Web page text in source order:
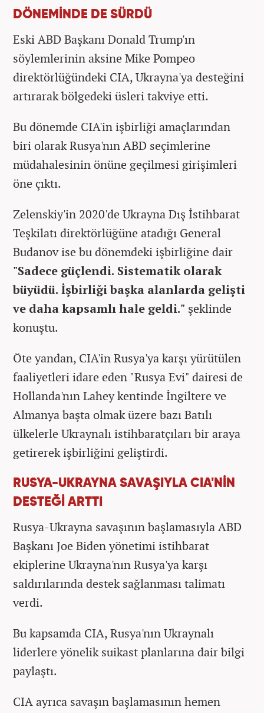
DÖNEMİNDE DE SÜRDÜ
Eski ABD Başkanı Donald Trump'ın
söylemlerinin aksine Mike Pompeo
direktörlüğündeki CIA, Ukrayna'ya desteğini
artırarak bölgedeki üsleri takviye etti.
Bu dönemde CIA'in işbirliği amaçlarından
biri olarak Rusya'nın ABD seçimlerine
müdahalesinin önüne geçilmesi girişimleri
öne çıktı.
Zelenskiy'in 2020'de Ukrayna Dış İstihbarat
Teşkilatı direktörlüğüne atadığı General
Budanov ise bu dönemdeki işbirliğine dair
"Sadece güçlendi. Sistematik olarak
büyüdü. İşbirliği başka alanlarda gelişti
ve daha kapsamlı hale geldi." şeklinde
konuştu.
Öte yandan, CIA'in Rusya'ya karşı yürütülen
faaliyetleri idare eden "Rusya Evi" dairesi de
Hollanda'nın Lahey kentinde İngiltere ve
Almanya başta olmak üzere bazı Batılı
ülkelerle Ukraynalı istihbaratçıları bir araya
getirerek işbirliğini geliştirdi.
RUSYA-UKRAYNA SAVAŞIYLA CIA'NİN
DESTEĞİ ARTTI
Rusya-Ukrayna savaşının başlamasıyla ABD
Başkanı Joe Biden yönetimi istihbarat
ekiplerine Ukrayna'nın Rusya'ya karşı
saldırılarında destek sağlanması talimatı
verdi.
Bu kapsamda CIA, Rusya'nın Ukraynalı
liderlere yönelik suikast planlarına dair bilgi
paylaştı.
CIA ayrıca savaşın başlamasının hemen